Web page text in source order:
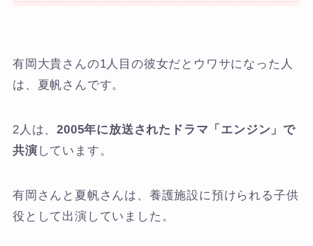
有岡大貴さんの1人目の彼女だとウワサになった人
は、夏帆さんです。
2人は、2005年に放送されたドラマ「エンジン」で
共演 しています。
有岡さんと夏帆さんは、養護施設に預けられる子供
役として出演していました。